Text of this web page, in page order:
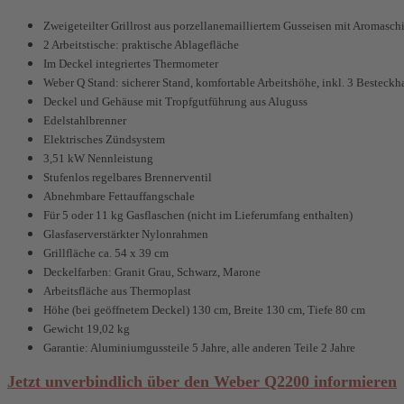
Zweigeteilter Grillrost aus porzellanemailliertem Gusseisen mit
2 Arbeitstische: praktische Ablagefläche
Im Deckel integriertes Thermometer
Weber Q Stand: sicherer Stand, komfortable Arbeitshöhe, inkl. 3
Deckel und Gehäuse mit Tropfgutführung aus Aluguss
Edelstahlbrenner
Elektrisches Zündsystem
3,51 kW Nennleistung
Stufenlos regelbares Brennerventil
Abnehmbare Fettauffangschale
Für 5 oder 11 kg Gasflaschen (nicht im Lieferumfang enthalten)
Glasfaserverstärkter Nylonrahmen
Grillfläche ca. 54 x 39 cm
Deckelfarben: Granit Grau, Schwarz, Marone
Arbeitsfläche aus Thermoplast
Höhe (bei geöffnetem Deckel) 130 cm, Breite 130 cm, Tiefe 80 cm
Gewicht 19,02 kg
Garantie: Aluminiumgussteile 5 Jahre, alle anderen Teile 2 Jahre
Jetzt unverbindlich über den Weber Q2200 informieren